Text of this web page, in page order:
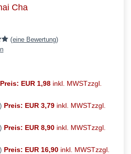
Cha
(eine Bewertung)
Preis: EUR 1,98 inkl. MWSTzzgl.
Preis: EUR 3,79 inkl. MWSTzzgl.
Preis: EUR 8,90 inkl. MWSTzzgl.
Preis: EUR 16,90 inkl. MWSTzzgl.